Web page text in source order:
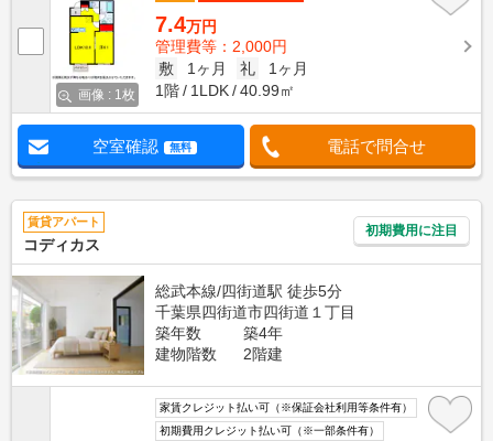
画像 : 1枚
7.4万円
管理費等：2,000円
敷
1ヶ月 礼
1ヶ月
1階
1LDK 40.99㎡
空室確認 無料 電話で問合せ
賃貸アパート
コディカス
初期費用に注目
総武本線/四街道駅 徒歩5分
千葉県四街道市四街道１丁目
築年数
築4年
建物階数
2階建
家賃クレジット払い可（※保証会社利用等条件有）
初期費用クレジット払い可（※一部条件有）